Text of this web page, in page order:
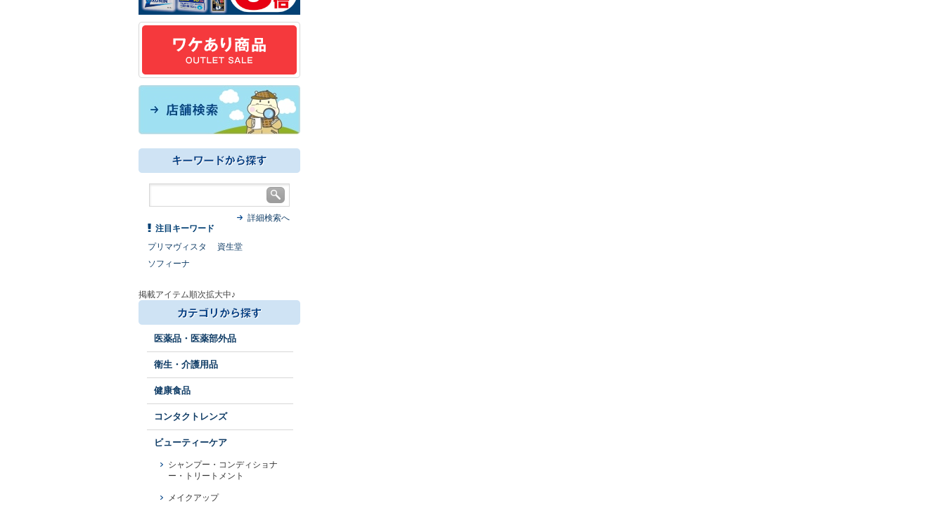
詳細検索へ
注目キーワード
プリマヴィスタ
資生堂
ソフィーナ
掲載アイテム順次拡大中♪
医薬品・医薬部外品
衛生・介護用品
健康食品
コンタクトレンズ
ビューティーケア
シャンプー・コンディショナ
ー・トリートメント
メイクアップ